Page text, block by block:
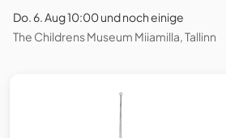
Do. 6. Aug 10:00 und noch einige
The Childrens Museum Miiamilla, Tallinn